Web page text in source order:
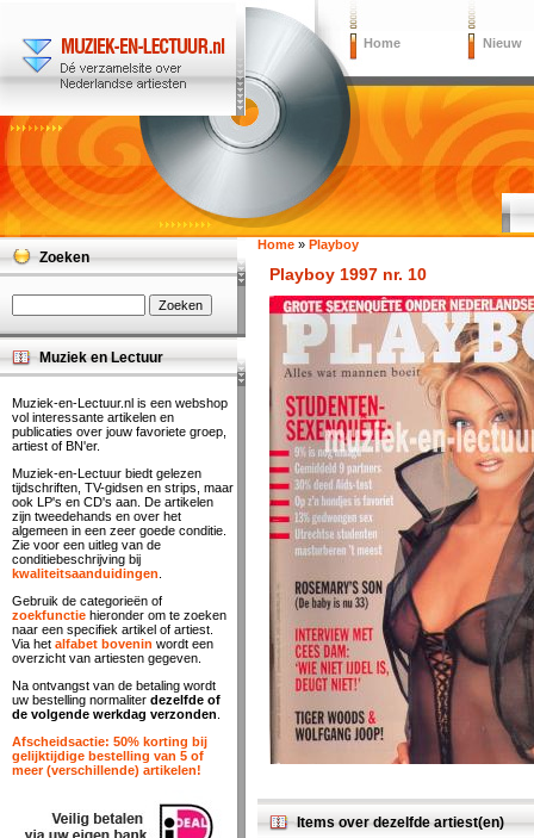
Home Nieuw
Home » Playboy
Playboy 1997 nr. 10
Items over dezelfde artiest(en)
Zoeken
Muziek en Lectuur
Muziek-en-Lectuur.nl is een webshop
vol interessante artikelen en
publicaties over jouw favoriete groep,
artiest of BN'er.
Muziek-en-Lectuur biedt gelezen
tijdschriften, TV-gidsen en strips, maar
ook LP's en CD's aan. De artikelen
zijn tweedehands en over het
algemeen in een zeer goede conditie.
Zie voor een uitleg van de
conditiebeschrijving bij
kwaliteitsaanduidingen
Gebruik de categorieën of
zoekfunctie hieronder om te zoeken
naar een specifiek artikel of artiest.
Via het alfabet bovenin wordt een
overzicht van artiesten gegeven.
Na ontvangst van de betaling wordt
uw bestelling normaliter dezelfde of
de volgende werkdag verzonden
Afscheidsactie: 50% korting bij
gelijktijdige bestelling van 5 of
meer (verschillende) artikelen!